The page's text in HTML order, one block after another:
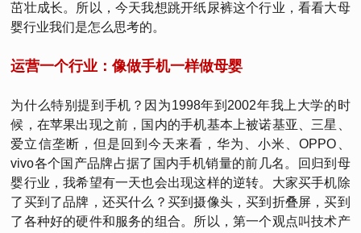
茁壮成长。所以，今天我想跳开纸尿裤这个行业，看看大母
婴行业我们是怎么思考的。
运营一个行业：像做手机一样做母婴
为什么特别提到手机？因为1998年到2002年我上大学的时
候，在苹果出现之前，国内的手机基本上被诺基亚、三星、
爱立信垄断，但是回到今天来看，华为、小米、OPPO、
vivo各个国产品牌占据了国内手机销量的前几名。回归到母
婴行业，我希望有一天也会出现这样的逆转。大家买手机除
了买到了品牌，还买什么？买到摄像头，买到折叠屏，买到
了各种好的硬件和服务的组合。所以，第一个观点叫技术产